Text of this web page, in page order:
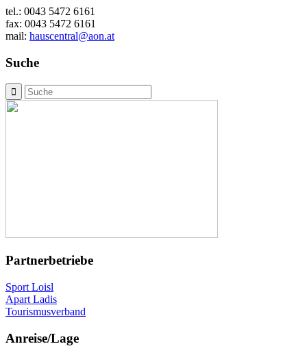
tel.: 0043 5472 6161
fax: 0043 5472 6161
mail: hauscentral@aon.at
Suche
Partnerbetriebe
Sport Loisl
Apart Ladis
Tourismusverband
Anreise/Lage